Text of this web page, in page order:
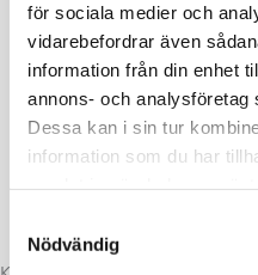
för sociala medier och
vidarebefordrar även
information från din enhet
annons- och analysföretag
Dessa kan i sin tur
information som du har
Nödvändig